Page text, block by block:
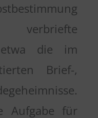
verbriefte
etwa die im
Brief-,
Aufgabe für